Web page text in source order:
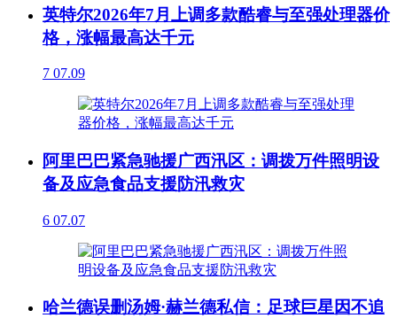
英特尔2026年7月上调多款酷睿与至强处理器价
格，涨幅最高达千元
7 07.09
阿里巴巴紧急驰援广西汛区：调拨万件照明设
备及应急食品支援防汛救灾
6 07.07
哈兰德误删汤姆·赫兰德私信：足球巨星因不追